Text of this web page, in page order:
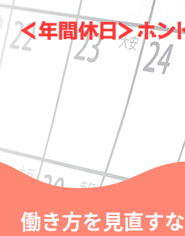
働き方を見直すな